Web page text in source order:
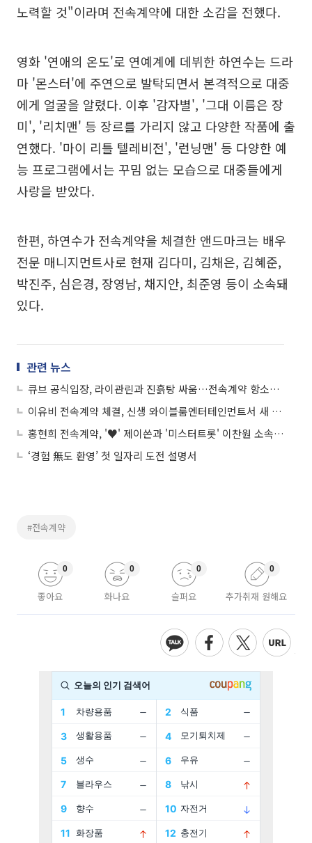
노력할 것"이라며 전속계약에 대한 소감을 전했다.
영화 '연애의 온도'로 연예계에 데뷔한 하연수는 드라
마 '몬스터'에 주연으로 발탁되면서 본격적으로 대중
에게 얼굴을 알렸다. 이후 '감자별', '그대 이름은 장
미', '리치맨' 등 장르를 가리지 않고 다양한 작품에 출
연했다. '마이 리틀 텔레비전', '런닝맨' 등 다양한 예
능 프로그램에서는 꾸밈 없는 모습으로 대중들에게
사랑을 받았다.
한편, 하연수가 전속계약을 체결한 앤드마크는 배우
전문 매니지먼트사로 현재 김다미, 김채은, 김혜준,
박진주, 심은경, 장영남, 채지안, 최준영 등이 소속돼
있다.
관련 뉴스
큐브 공식입장, 라이관린과 진흙탕 싸움…전속계약 항소심 기각 "대화로 풀 것"
이유비 전속계약 체결, 신생 와이블룸엔터테인먼트서 새 둥지…소속사 "전폭적인 지원 아끼지 않겠다"
홍현희 전속계약, '♥' 제이쓴과 '미스터트롯' 이찬원 소속사로…'부부 시너지' 기대
‘경험 無도 환영’ 첫 일자리 도전 설명서
#전속계약
좋아요
0
화나요
0
슬퍼요
0
추가취재 원해요
0